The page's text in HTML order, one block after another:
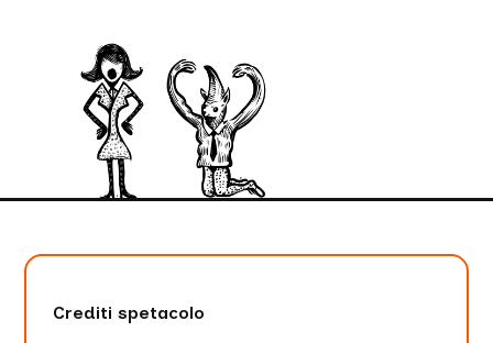
Crediti spetacolo